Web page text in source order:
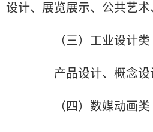
设计、展览展示、公共艺术
（三）工业设计类
产品设计、概念设
（四）数媒动画类